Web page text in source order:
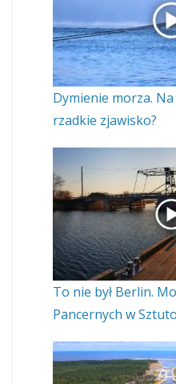
Dymienie morza.
rzadkie zjawisko?
To nie był Berlin.
Pancernych w